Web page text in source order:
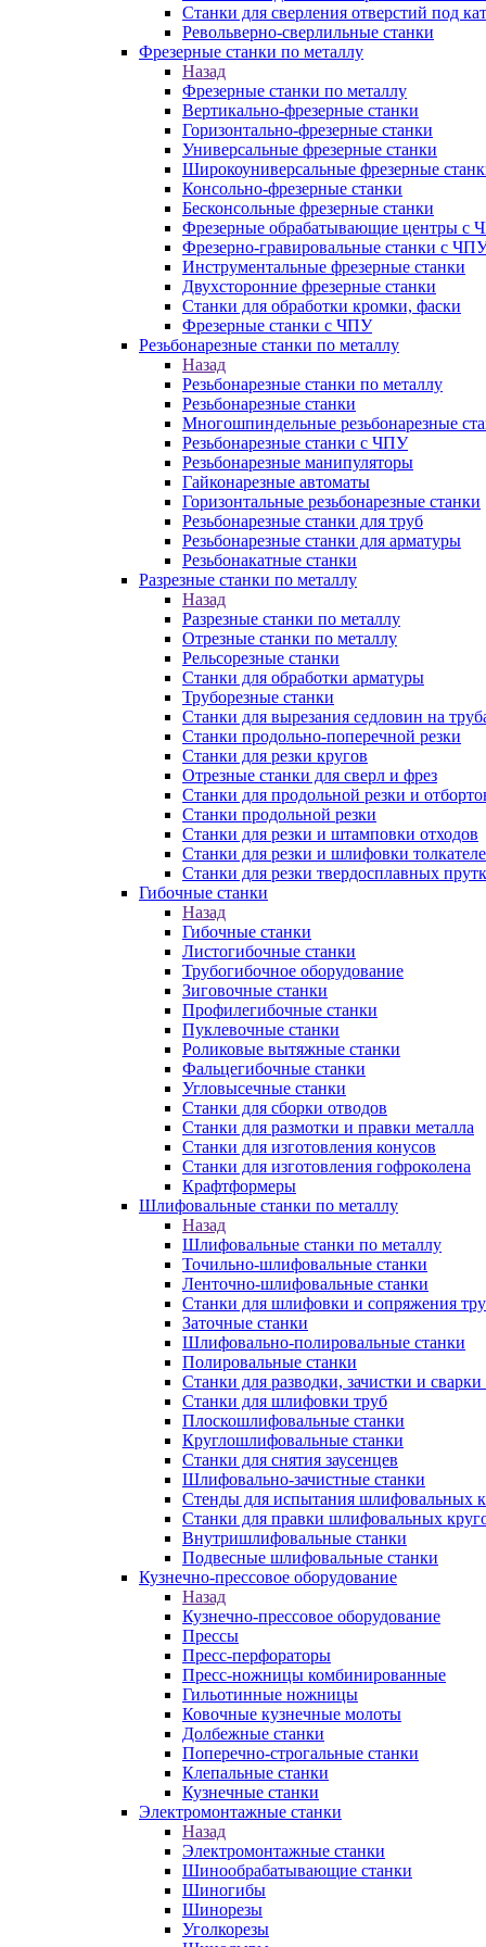
Станки для сверления отверстий под
Револьверно-сверлильные станки
Фрезерные станки по металлу
Назад
Фрезерные станки по металлу
Вертикально-фрезерные станки
Горизонтально-фрезерные станки
Универсальные фрезерные станки
Широкоуниверсальные фрезерные
Консольно-фрезерные станки
Бесконсольные фрезерные станки
Фрезерные обрабатывающие центры с
Фрезерно-гравировальные станки с
Инструментальные фрезерные станки
Двухсторонние фрезерные станки
Станки для обработки кромки, фаски
Фрезерные станки с ЧПУ
Резьбонарезные станки по металлу
Назад
Резьбонарезные станки по металлу
Резьбонарезные станки
Многошпиндельные резьбонарезные
Резьбонарезные станки с ЧПУ
Резьбонарезные манипуляторы
Гайконарезные автоматы
Горизонтальные резьбонарезные станки
Резьбонарезные станки для труб
Резьбонарезные станки для арматуры
Резьбонакатные станки
Разрезные станки по металлу
Назад
Разрезные станки по металлу
Отрезные станки по металлу
Рельсорезные станки
Станки для обработки арматуры
Труборезные станки
Станки для вырезания седловин на
Станки продольно-поперечной резки
Станки для резки кругов
Отрезные станки для сверл и фрез
Станки для продольной резки и
Станки продольной резки
Станки для резки и штамповки отходов
Станки для резки и шлифовки
Станки для резки твердосплавных
Гибочные станки
Назад
Гибочные станки
Листогибочные станки
Трубогибочное оборудование
Зиговочные станки
Профилегибочные станки
Пуклевочные станки
Роликовые вытяжные станки
Фальцегибочные станки
Угловысечные станки
Станки для сборки отводов
Станки для размотки и правки металла
Станки для изготовления конусов
Станки для изготовления гофроколена
Крафтформеры
Шлифовальные станки по металлу
Назад
Шлифовальные станки по металлу
Точильно-шлифовальные станки
Ленточно-шлифовальные станки
Станки для шлифовки и сопряжения
Заточные станки
Шлифовально-полировальные станки
Полировальные станки
Станки для разводки, зачистки и сварки
Станки для шлифовки труб
Плоскошлифовальные станки
Круглошлифовальные станки
Станки для снятия заусенцев
Шлифовально-зачистные станки
Стенды для испытания шлифовальных
Станки для правки шлифовальных
Внутришлифовальные станки
Подвесные шлифовальные станки
Кузнечно-прессовое оборудование
Назад
Кузнечно-прессовое оборудование
Прессы
Пресс-перфораторы
Пресс-ножницы комбинированные
Гильотинные ножницы
Ковочные кузнечные молоты
Долбежные станки
Поперечно-строгальные станки
Клепальные станки
Кузнечные станки
Электромонтажные станки
Назад
Электромонтажные станки
Шинообрабатывающие станки
Шиногибы
Шинорезы
Уголкорезы